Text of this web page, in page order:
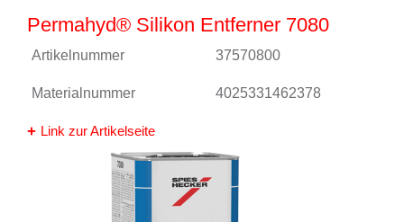
Permahyd® Silikon Entferner 7080
Artikelnummer 37570800
Materialnummer 4025331462378
Link zur Artikelseite